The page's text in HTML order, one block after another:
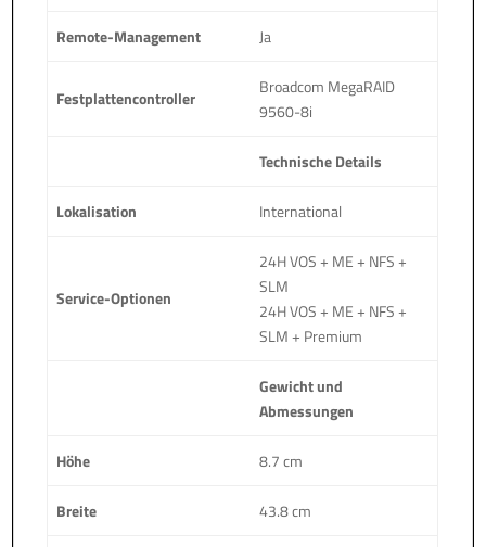
Remote-Management Ja
Festplattencontroller
Broadcom MegaRAID
9560-8i
Technische Details
Lokalisation International
Service-Optionen
24H VOS + ME + NFS +
SLM
24H VOS + ME + NFS +
SLM + Premium
Gewicht und
Abmessungen
Höhe 8.7 cm
Breite 43.8 cm